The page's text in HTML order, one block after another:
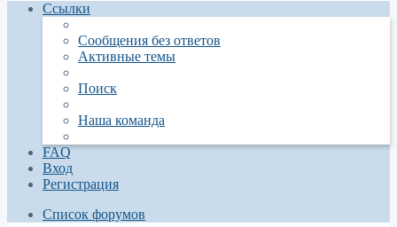
Ссылки
Сообщения без ответов
Активные темы
Поиск
Наша команда
FAQ
Вход
Регистрация
Список форумов